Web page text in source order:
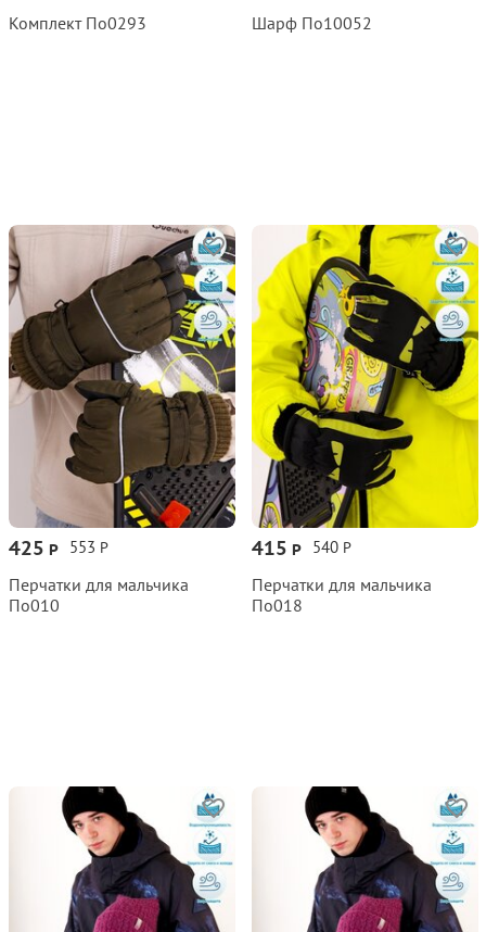
Комплект По0293 Шарф По10052
553 Р
425 Р
Перчатки для мальчика
По010
540 Р
415 Р
Перчатки для мальчика
По018